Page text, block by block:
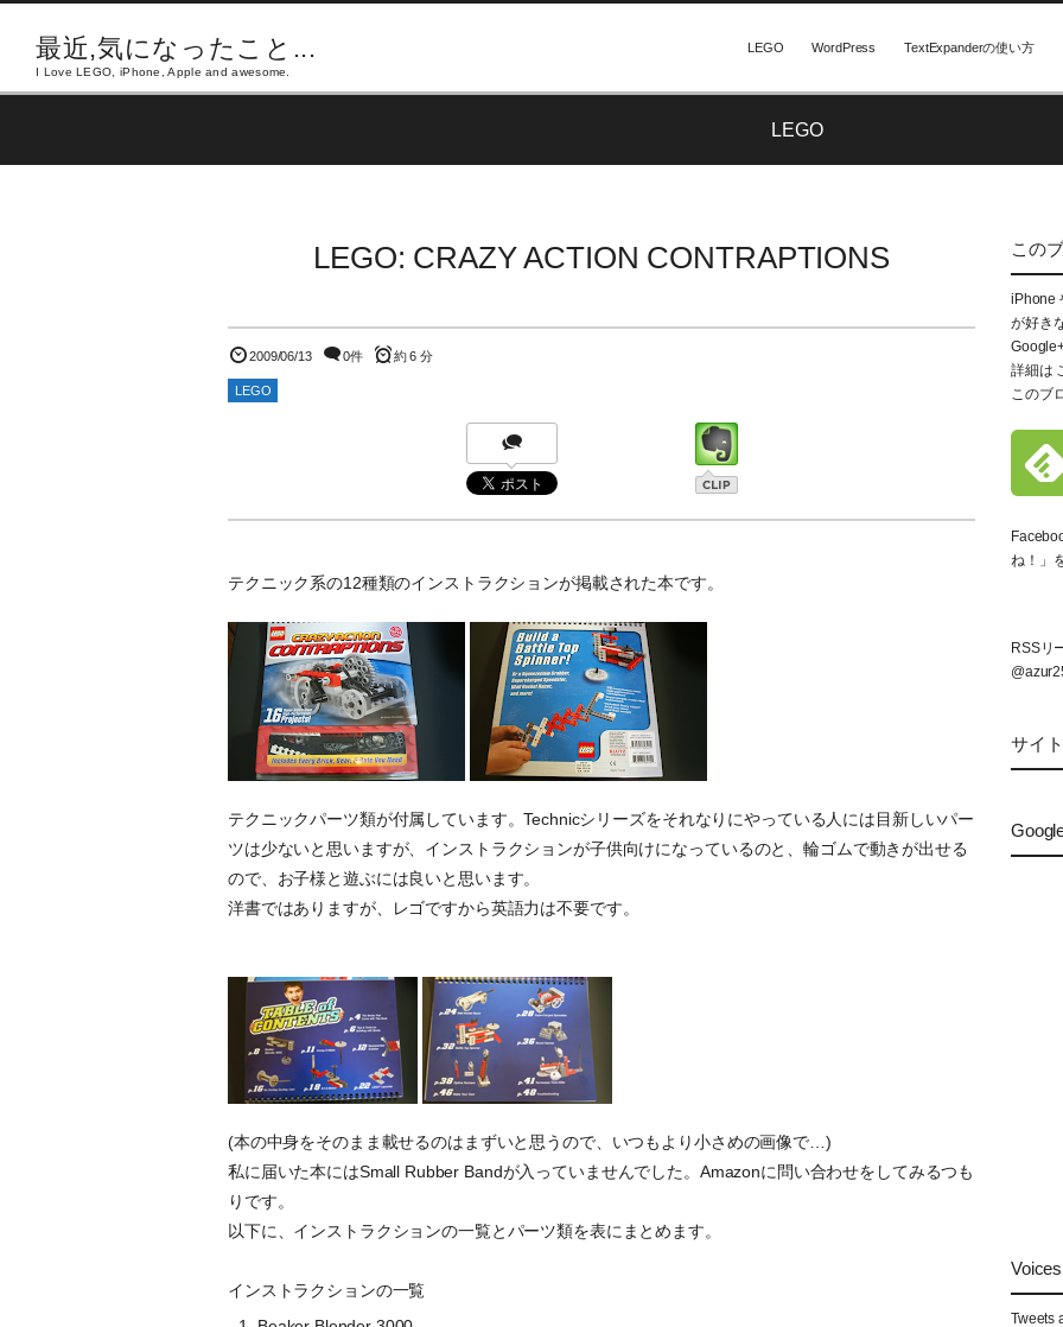
最近,気になったこと...
I Love LEGO, iPhone, Apple and awesome.
LEGO WordPress TextExpanderの使い方
LEGO
LEGO: CRAZY ACTION CONTRAPTIONS
2009/06/13 0件 約 6 分
LEGO
テクニック系の12種類のインストラクションが掲載された本です。
テクニックパーツ類が付属しています。Technicシリーズをそれなりにやっている人には目新しいパー
ツは少ないと思いますが、インストラクションが子供向けになっているのと、輪ゴムで動きが出せる
ので、お子様と遊ぶには良いと思います。
洋書ではありますが、レゴですから英語力は不要です。
(本の中身をそのまま載せるのはまずいと思うので、いつもより小さめの画像で…)
私に届いた本にはSmall Rubber Bandが入っていませんでした。Amazonに問い合わせをしてみるつも
りです。
以下に、インストラクションの一覧とパーツ類を表にまとめます。
インストラクションの一覧
この
iPhone
が好き
詳細は
このブ
ね！」
RSSリ
サイ
Tweets